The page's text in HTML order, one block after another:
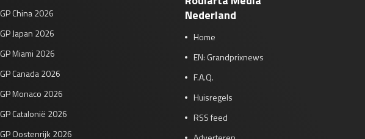
GP China 2026
GP Japan 2026
GP Miami 2026
GP Canada 2026
GP Monaco 2026
GP Catalonië 2026
GP Oostenrijk 2026
Nederland
Home
EN: Grandprixnews
F.A.Q.
Huisregels
RSS feed